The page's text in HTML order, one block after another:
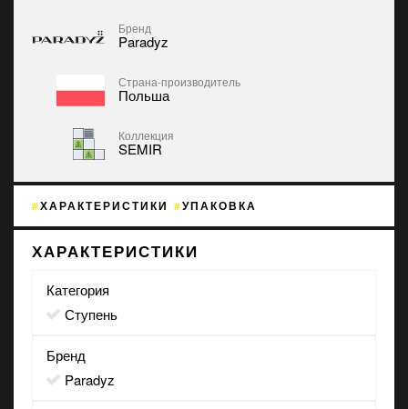
Бренд
Paradyz
Страна-производитель
Польша
Коллекция
SEMIR
ХАРАКТЕРИСТИКИ УПАКОВКА
ХАРАКТЕРИСТИКИ
Категория
Ступень
Бренд
Paradyz